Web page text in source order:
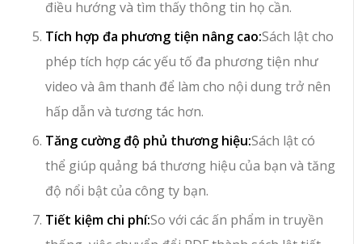
điều hướng và tìm thấy thông tin họ cần.
Tích hợp đa phương tiện nâng cao:Sách lật cho
phép tích hợp các yếu tố đa phương tiện như
video và âm thanh để làm cho nội dung trở nên
hấp dẫn và tương tác hơn.
Tăng cường độ phủ thương hiệu:Sách lật có
thể giúp quảng bá thương hiệu của bạn và tăng
độ nổi bật của công ty bạn.
Tiết kiệm chi phí:So với các ấn phẩm in truyền